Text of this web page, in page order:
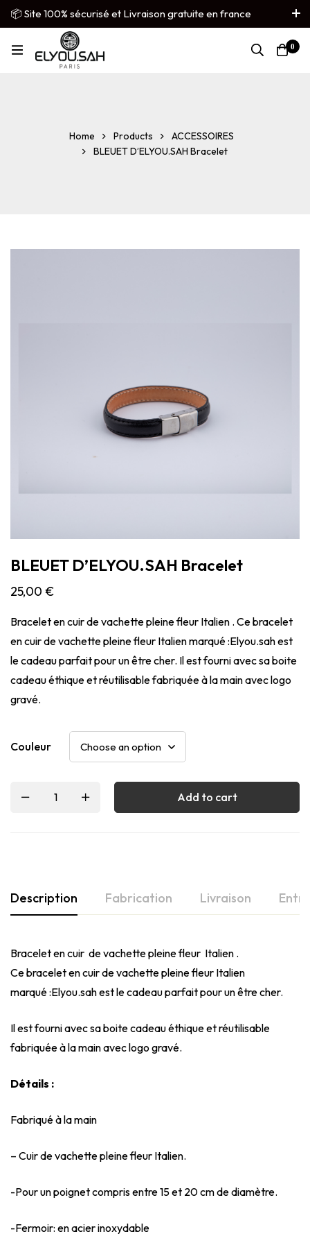
📦 Site 100% sécurisé et Livraison gratuite en france
métropolitaine
French ▼
0
Home Products
ACCESSOIRES
BLEUET D’ELYOU.SAH Bracelet
BLEUET D’ELYOU.SAH Bracelet
25,00 €
Bracelet en cuir de vachette pleine fleur Italien . Ce bracelet
en cuir de vachette pleine fleur Italien marqué :Elyou.sah est
le cadeau parfait pour un être cher. Il est fourni avec sa boite
cadeau éthique et réutilisable fabriquée à la main avec logo
gravé.
Couleur
Add to cart
Description Fabrication Livraison
Bracelet en cuir de vachette pleine fleur Italien .
Ce bracelet en cuir de vachette pleine fleur Italien
marqué :Elyou.sah est le cadeau parfait pour un être cher.
Il est fourni avec sa boite cadeau éthique et réutilisable
fabriquée à la main avec logo gravé.
Détails :
Fabriqué à la main
– Cuir de vachette pleine fleur Italien.
-Pour un poignet compris entre 15 et 20 cm de diamètre.
-Fermoir: en acier inoxydable